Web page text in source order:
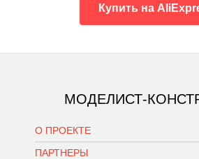
Купить на
МОДЕЛИСТ-
О ПРОЕКТЕ
ПАРТНЕРЫ